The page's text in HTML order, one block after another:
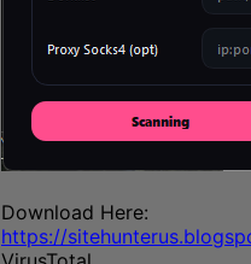
Download Here:
https://